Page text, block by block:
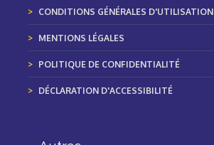
CONDITIONS GÉNÉRALES D'UTILISATION
MENTIONS LÉGALES
POLITIQUE DE CONFIDENTIALITÉ
DÉCLARATION D'ACCESSIBILITÉ